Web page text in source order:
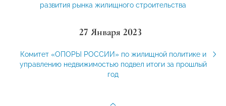
развития рынка жилищного строительства
27 Января 2023
Комитет «ОПОРЫ РОССИИ» по жилищной политике и
управлению недвижимостью подвел итоги за прошлый
год